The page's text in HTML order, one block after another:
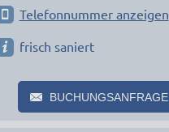
Telefonnummer anzeigen
frisch saniert
BUCHUNGSANFRAGE